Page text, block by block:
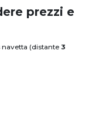
prezzi e
(distante 3